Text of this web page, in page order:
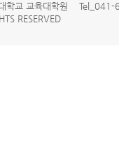
대학교 교육대학원
RESERVED